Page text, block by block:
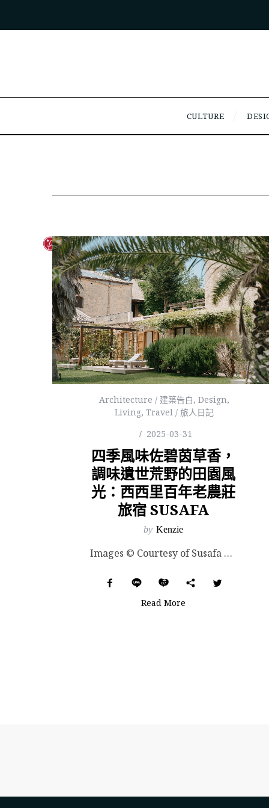
CULTURE
Architecture / 建築告白, Design,
Living, Travel / 旅人日記
2025-03-31
四季風味佐碧茵草香，
調味遺世荒野的田園風
光：西西里百年老農莊
旅宿 SUSAFA
by Kenzie
Images © Courtesy of Susafa & The Aficionados....
Read More